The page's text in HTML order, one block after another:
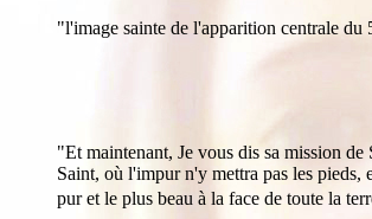
"l'image sainte de l'apparition centrale
"Et maintenant, Je vous dis sa mission
Saint, où l'impur n'y mettra pas les
pur et le plus beau à la face de toute la